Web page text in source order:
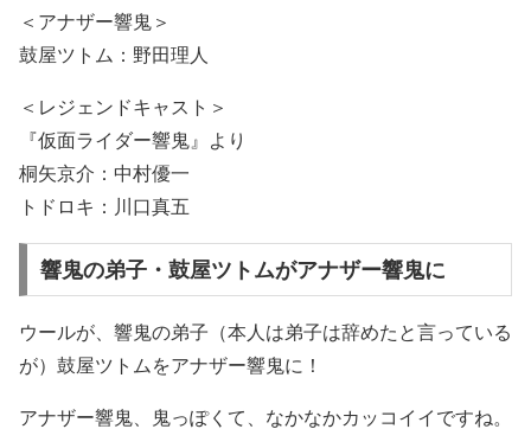
＜アナザー響鬼＞
鼓屋ツトム：野田理人
＜レジェンドキャスト＞
『仮面ライダー響鬼』より
桐矢京介：中村優一
トドロキ：川口真五
響鬼の弟子・鼓屋ツトムがアナザー響鬼に
ウールが、響鬼の弟子（本人は弟子は辞めたと言っている
が）鼓屋ツトムをアナザー響鬼に！
アナザー響鬼、鬼っぽくて、なかなかカッコイイですね。